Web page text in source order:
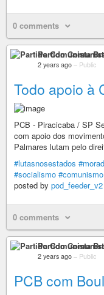
0 comments
Partido
2 years ago – Public
Todo apoio à
PCB - Piracicaba / SP
com apoio dos
Palmares lutam pelo
#lutasnosestados
#socialismo #comunismo
posted by pod_feeder_v2
0 comments
Partido
2 years ago – Public
PCB com